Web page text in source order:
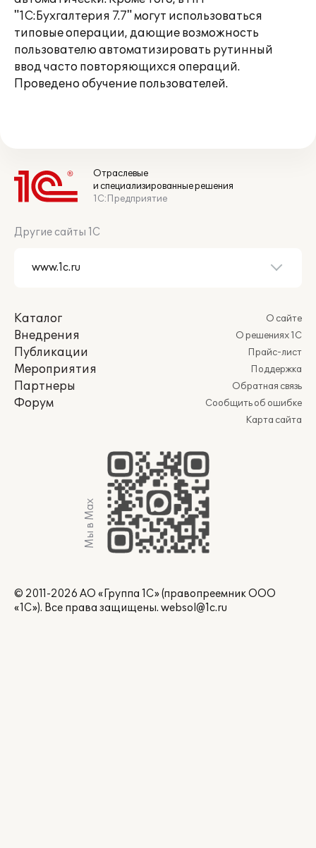
"1С:Бухгалтерия 7.7" могут использоваться
типовые операции, дающие возможность
пользователю автоматизировать рутинный
ввод часто повторяющихся операций.
Проведено обучение пользователей.
Отраслевые
и специализированные решения
1С:Предприятие
Другие сайты 1С
Каталог
Внедрения
Публикации
Мероприятия
Партнеры
Форум
О сайте
О решениях 1С
Прайс-лист
Поддержка
Обратная связь
Сообщить об ошибке
Карта сайта
Мы в Max
© 2011-2026 АО «Группа 1С» (правопреемник ООО
«1С»). Все права защищены. websol@1c.ru